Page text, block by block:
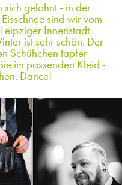
sich gelohnt - in der
sind wir vom
Innenstadt
ist sehr schön. Der
Schühchen tapfer
im passenden Kleid -
Dance!